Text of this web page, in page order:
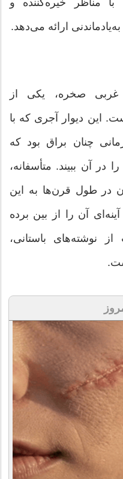
ارائه می‌دهد.
غربی صخره، یکی از
این دیوار آجری که با
چنان براق بود که
در آن ببیند. متأسفانه،
در طول قرن‌ها به این
آن را از بین برده
نوشته‌های باستانی،